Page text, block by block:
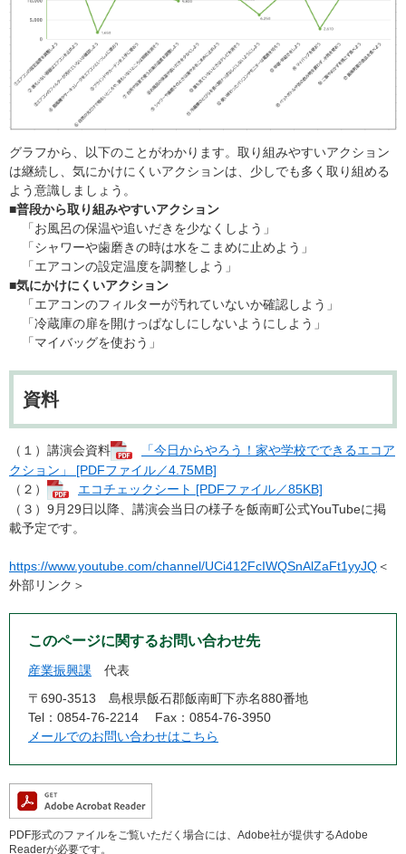
グラフから、以下のことがわかります。取り組みやすいアクション
は継続し、気にかけにくいアクションは、少しでも多く取り組める
よう意識しましょう。
■普段から取り組みやすいアクション
「お風呂の保温や追いだきを少なくしよう」
「シャワーや歯磨きの時は水をこまめに止めよう」
「エアコンの設定温度を調整しよう」
■気にかけにくいアクション
「エアコンのフィルターが汚れていないか確認しよう」
「冷蔵庫の扉を開けっぱなしにしないようにしよう」
「マイバッグを使おう」
資料
（１）講演会資料
「今日からやろう！家や学校でできるエコア
クション」 [PDFファイル／4.75MB]
（２）
エコチェックシート [PDFファイル／85KB]
（３）9月29日以降、講演会当日の様子を飯南町公式YouTubeに掲
載予定です。
https://www.youtube.com/channel/UCi412FcIWQSnAlZaFt1yyJQ＜
外部リンク＞
このページに関するお問い合わせ先
産業振興課
代表
〒690-3513
島根県飯石郡飯南町下赤名880番地
Tel：0854-76-2214
Fax：0854-76-3950
メールでのお問い合わせはこちら
PDF形式のファイルをご覧いただく場合には、Adobe社が提供するAdobe
Readerが必要です。